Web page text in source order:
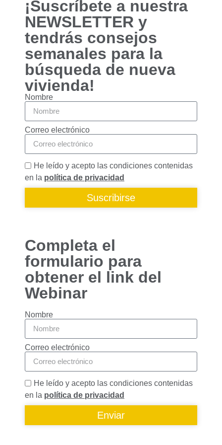
funcionalidades
desaparecerán
de la web.
Marketing
Al compartir tus
intereses y
comportamiento
mientras visitas
nuestro sitio,
aumentas la
posibilidad de
ver contenido y
ofertas
¡Suscríbete a nuestra
NEWSLETTER y
tendrás consejos
semanales para la
búsqueda de nueva
vivienda!
Nombre
Correo electrónico
He leído y acepto las condiciones contenidas
en la política de privacidad
Suscribirse
Completa el
formulario para
obtener el link del
Webinar
Nombre
Correo electrónico
He leído y acepto las condiciones contenidas
en la política de privacidad
Enviar